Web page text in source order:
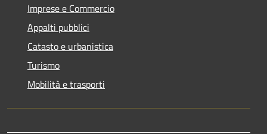
Imprese e Commercio
Appalti pubblici
Catasto e urbanistica
Turismo
Mobilità e trasporti